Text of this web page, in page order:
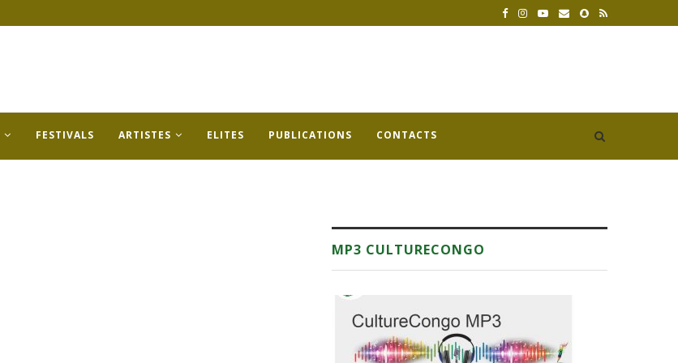
FESTIVALS ARTISTES ELITES PUBLICATIONS CONTACTS
MP3 CULTURECONGO